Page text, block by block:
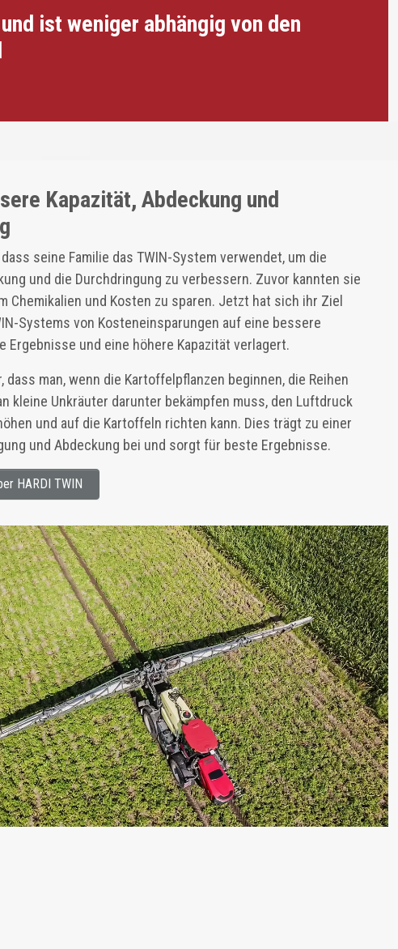
ist weniger abhängig von den
Kapazität, Abdeckung und
seine Familie das TWIN-System verwendet, um die
und die Durchdringung zu verbessern. Zuvor kannten sie
Chemikalien und Kosten zu sparen. Jetzt hat sich ihr Ziel
Systems von Kosteneinsparungen auf eine bessere
Ergebnisse und eine höhere Kapazität verlagert.
dass man, wenn die Kartoffelpflanzen beginnen, die Reihen
kleine Unkräuter darunter bekämpfen muss, den Luftdruck
und auf die Kartoffeln richten kann. Dies trägt zu einer
und Abdeckung bei und sorgt für beste Ergebnisse.
HARDI TWIN